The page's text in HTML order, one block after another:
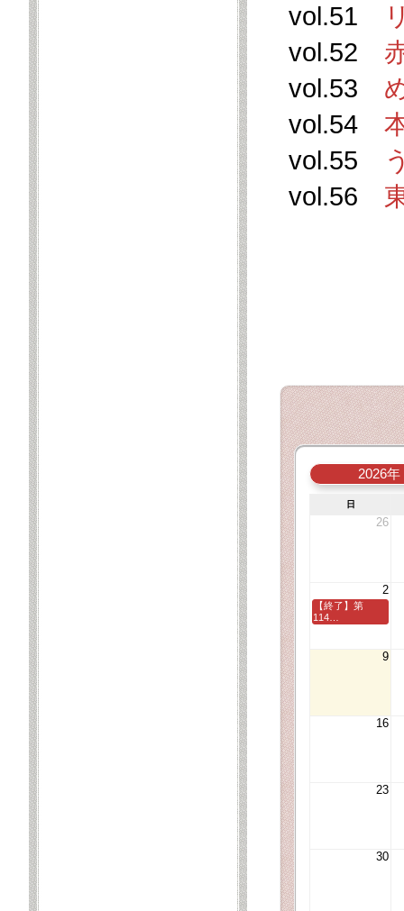
vol.51
vol.52
vol.53
vol.54
vol.55
vol.56
2026年
【終了】第
114…
日
26
2
9
16
23
30